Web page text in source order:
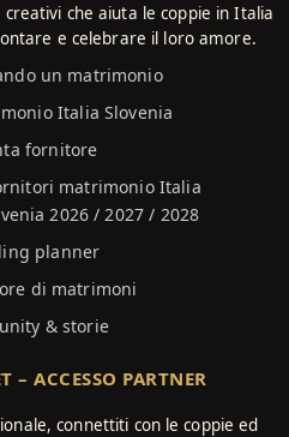
che aiuta le coppie in Italia
e celebrare il loro amore.
un matrimonio
Italia Slovenia
fornitore
matrimonio Italia
2026 / 2027 / 2028
planner
di matrimoni
& storie
– ACCESSO PARTNER
connettiti con le coppie ed